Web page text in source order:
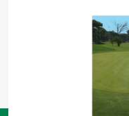
hvězdiček.